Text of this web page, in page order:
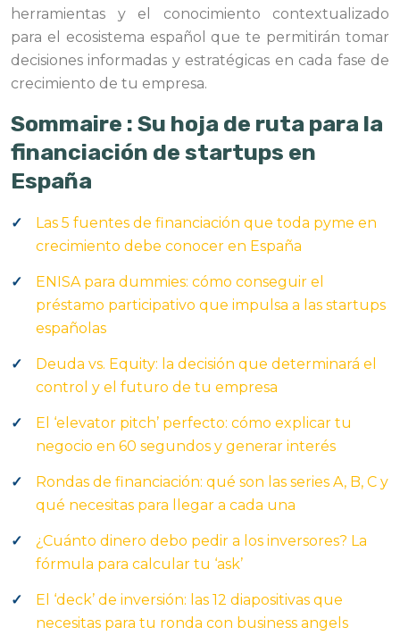
herramientas y el conocimiento contextualizado
para el ecosistema español que te permitirán tomar
decisiones informadas y estratégicas en cada fase de
crecimiento de tu empresa.
Sommaire : Su hoja de ruta para la
financiación de startups en
España
Las 5 fuentes de financiación que toda pyme en
crecimiento debe conocer en España
ENISA para dummies: cómo conseguir el
préstamo participativo que impulsa a las startups
españolas
Deuda vs. Equity: la decisión que determinará el
control y el futuro de tu empresa
El ‘elevator pitch’ perfecto: cómo explicar tu
negocio en 60 segundos y generar interés
Rondas de financiación: qué son las series A, B, C y
qué necesitas para llegar a cada una
¿Cuánto dinero debo pedir a los inversores? La
fórmula para calcular tu ‘ask’
El ‘deck’ de inversión: las 12 diapositivas que
necesitas para tu ronda con business angels